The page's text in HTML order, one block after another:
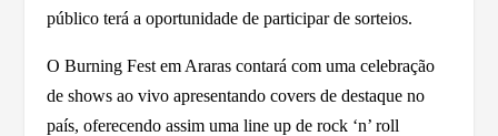
público terá a oportunidade de participar de sorteios.
O Burning Fest em Araras contará com uma celebração
de shows ao vivo apresentando covers de destaque no
país, oferecendo assim uma line up de rock ‘n’ roll